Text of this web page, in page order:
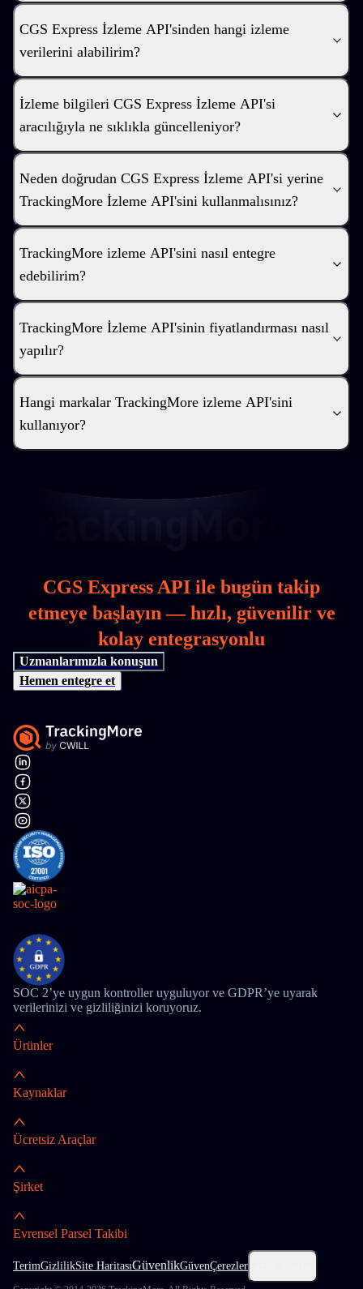
CGS Express İzleme API'sinden hangi izleme
verilerini alabilirim?
İzleme bilgileri CGS Express İzleme API'si
aracılığıyla ne sıklıkla güncelleniyor?
Neden doğrudan CGS Express İzleme API'si yerine
TrackingMore İzleme API'sini kullanmalısınız?
TrackingMore izleme API'sini nasıl entegre
edebilirim?
TrackingMore İzleme API'sinin fiyatlandırması nasıl
yapılır?
Hangi markalar TrackingMore izleme API'sini
kullanıyor?
CGS Express API ile bugün takip
etmeye başlayın — hızlı, güvenilir ve
kolay entegrasyonlu
Uzmanlarımızla konuşun
Hemen entegre et
SOC 2’ye uygun kontroller uyguluyor ve GDPR’ye uyarak
verilerinizi ve gizliliğinizi koruyoruz.
Ürünler
Kaynaklar
Ücretsiz Araçlar
Şirket
Evrensel Parsel Takibi
TerimGizlilikSite HaritasıGüvenlikGüvenÇerezler